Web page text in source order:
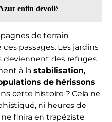
enfin dévoilé
de terrain
passages. Les jardins
deviennent des refuges
à la stabilisation,
de hérissons
cette histoire ? Cela ne
ni heures de
finira en trapéziste